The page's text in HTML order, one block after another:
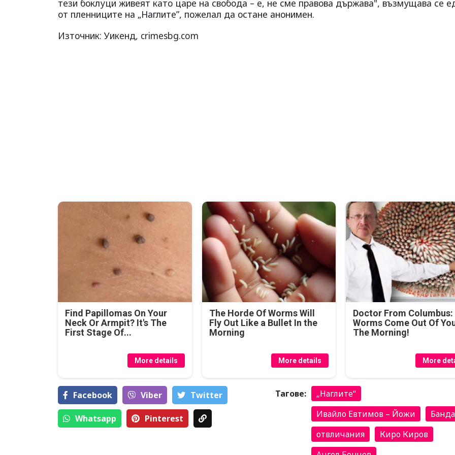
тези боклуци живеят като царе на свобода – е, не сме правова държава", възмущава се
от пленниците на „Наглите”, пожелал да остане анонимен.
Източник: Уикенд, crimesbg.com
Find Papillomas On Your
Neck Or Armpit? It's The
First Stage Of...
More details
The Horde Of Worms Will
Fly Out Like a Bullet In the
Morning
More details
Doctor From Columbus:
Worms Come Out Of
The Morning!
More
Facebook Viber Тwitter
Whatsapp Pinterest
Тагове:
„Наглите“
Ивайло Евтимов – Йожи
Банда
отвличания
Киро Киров